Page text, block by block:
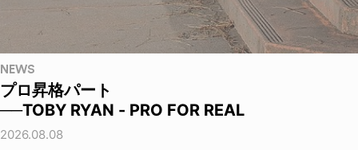
NEWS
プロ昇格パート
──TOBY RYAN - PRO FOR REAL
2026.08.08